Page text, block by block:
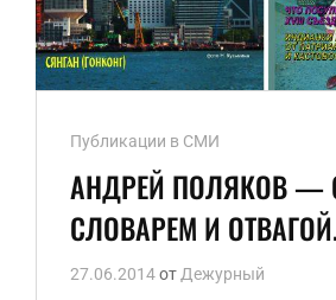
Ссылки
рубрик
Публикации в СМИ
АНДРЕЙ ПОЛЯКОВ —
СЛОВАРЕМ И
27.06.2014от Дежурный